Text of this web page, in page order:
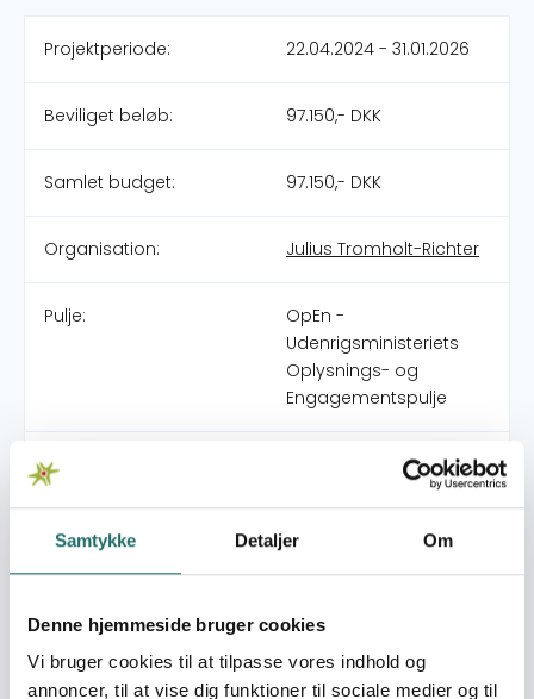
Samtykke Detaljer Om
Denne hjemmeside bruger cookies
Vi bruger cookies til at tilpasse vores indhold og
annoncer, til at vise dig funktioner til sociale medier og til
Projektperiode: 22.04.2024 - 31.01.2026
Beviliget beløb: 97.150,- DKK
Samlet budget: 97.150,- DKK
Organisation: Julius Tromholt-Richter
Pulje:
OpEn -
Udenrigsministeriets
Oplysnings- og
Engagementspulje
Indsatsområde: Formidlingslegat
World goals:
Mål 1: Afskaf fattigdom
trivsel
byer og lokalsamfund